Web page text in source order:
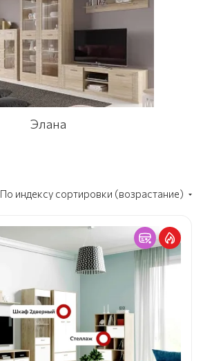
Элана
По индексу сортировки (возрастание)